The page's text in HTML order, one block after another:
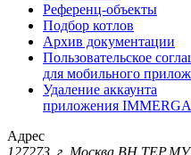
Референц-объекты
Подбор котлов
Архив документации
Пользовательское
для мобильного
Удаление аккаунта
приложения
Адрес
127273, г. Москва